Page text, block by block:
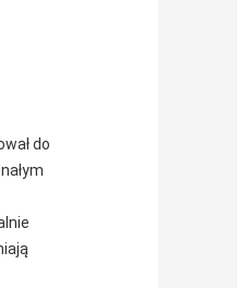
do